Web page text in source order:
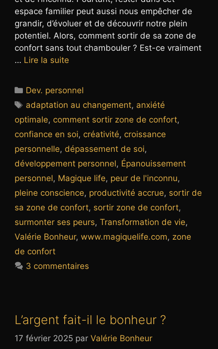
espace familier peut aussi nous empêcher de
grandir, d’évoluer et de découvrir notre plein
potentiel. Alors, comment sortir de sa zone de
confort sans tout chambouler ? Est-ce vraiment
… Lire la suite
Catégories
Dev. personnel
Étiquettes
adaptation au changement, anxiété
optimale, comment sortir zone de confort,
confiance en soi, créativité, croissance
personnelle, dépassement de soi,
développement personnel, Épanouissement
personnel, Magique life, peur de l'inconnu,
pleine conscience, productivité accrue, sortir de
sa zone de confort, sortir zone de confort,
surmonter ses peurs, Transformation de vie,
Valérie Bonheur, www.magiquelife.com, zone
de confort
3 commentaires
L’argent fait-il le bonheur ?
17 février 2025 par Valérie Bonheur